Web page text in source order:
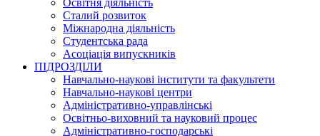
Сталий розвиток
Міжнародна діяльність
Студентська рада
Асоціація випускників
ПІДРОЗДІЛИ
Навчально-наукові інститути та факультети
Навчально-наукові центри
Адміністративно-управлінські
Освітньо-виховний та науковий процес
Адміністративно-господарські